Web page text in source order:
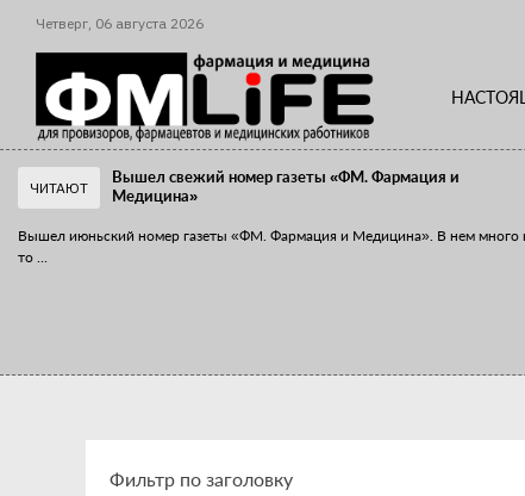
Четверг, 06 августа 2026
ЧИТАЮТ
Вышел свежий номер газеты «ФМ. Фармация и
Медицина»
Вышел июньский номер газеты «ФМ. Фармация и Медицина». В нем много
то
Фильтр по заголовку